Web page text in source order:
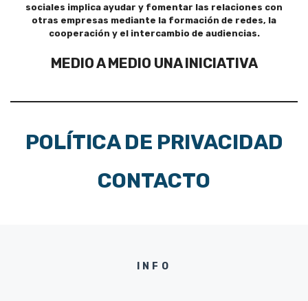
sociales implica ayudar y fomentar las relaciones con
otras empresas mediante la formación de redes, la
cooperación y el intercambio de audiencias.
MEDIO A MEDIO UNA INICIATIVA
POLÍTICA DE PRIVACIDAD
CONTACTO
INFO